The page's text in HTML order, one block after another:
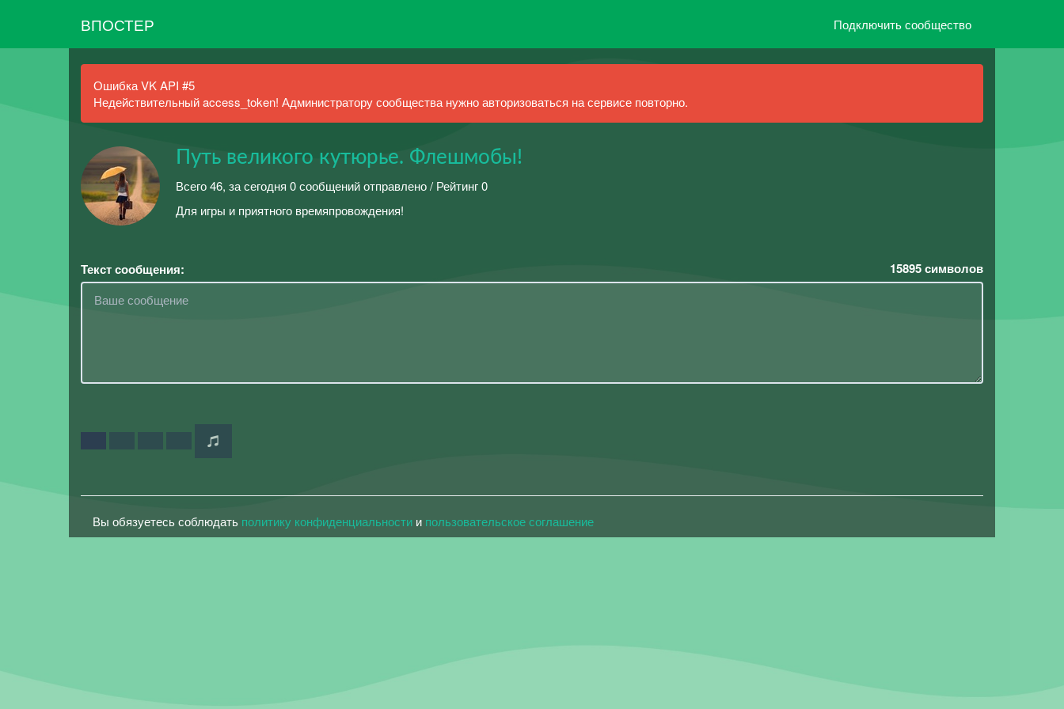
ВПОСТЕР Подключить сообщество
Ошибка VK API #5
Недействительный access_token! Администратору сообщества нужно авторизоваться на сервисе повторно.
Путь великого кутюрье. Флешмобы!
Всего 46, за сегодня 0 сообщений отправлено / Рейтинг 0
Для игры и приятного времяпровождения!
Текст сообщения: 15895символов
Вы обязуетесь соблюдать политику конфиденциальности и пользовательское соглашение